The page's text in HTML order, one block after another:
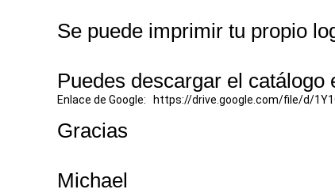
Se puede imprimir tu propio
Puedes descargar el
Enlace de Google: https://drive.google.com/file/d/
Gracias
Michael